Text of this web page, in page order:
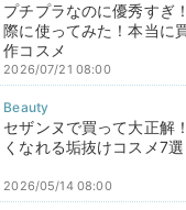
プチプラなのに優秀すぎ
際に使ってみた！本当に
作コスメ
2026/07/21 08:00
セザンヌで買って大正解
くなれる垢抜けコスメ7選
2026/05/14 08:00